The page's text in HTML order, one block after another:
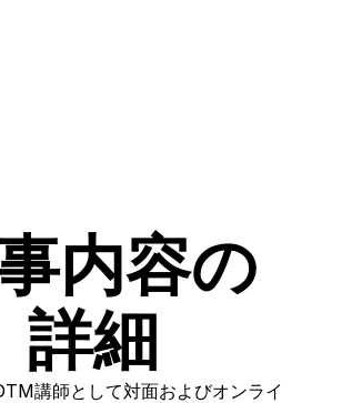
内容の
詳細
講師として対面およびオンライ